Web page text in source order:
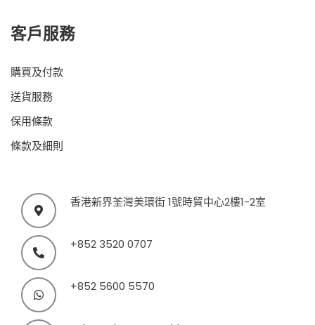
客戶服務
購買及付款
送貨服務
保用條款
條款及細則
香港新界荃灣美環街 1號時貿中心2樓1-2室
+852 3520 0707
+852 5600 5570